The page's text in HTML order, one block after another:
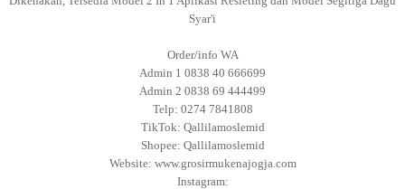
Syar'i
Order/info WA
Admin 1 0838 40 666699
Admin 2 0838 69 444499
Telp: 0274 7841808
TikTok: Qallilamoslemid
Shopee: Qallilamoslemid
Website: www.grosirmukenajogja.com
Instagram: